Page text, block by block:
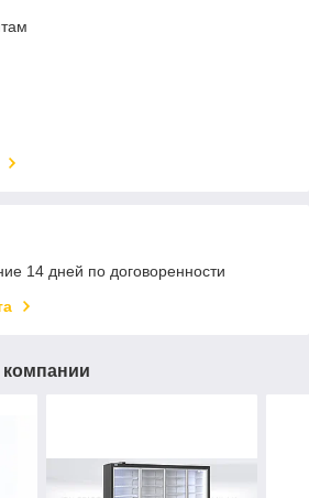
14 дней по договоренности